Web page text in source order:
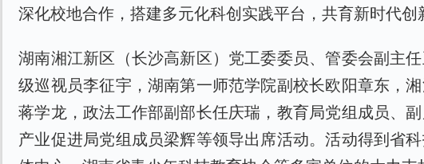
深化校地合作，搭建多元化科创实践平台，共育新时代创
湖南湘江新区（长沙高新区）党工委委员、管委会副主
级巡视员李征宇，湖南第一师范学院副校长欧阳章东，
蒋学龙，政法工作部副部长任庆瑞，教育局党组成员、
产业促进局党组成员梁辉等领导出席活动。活动得到省